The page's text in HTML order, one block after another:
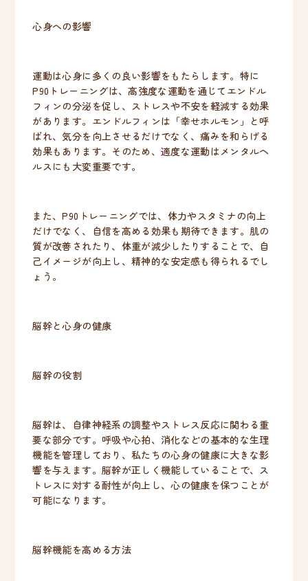
心身への影響
運動は心身に多くの良い影響をもたらします。特に
P90トレーニングは、高強度な運動を通じてエンドル
フィンの分泌を促し、ストレスや不安を軽減する効果
があります。エンドルフィンは「幸せホルモン」と呼
ばれ、気分を向上させるだけでなく、痛みを和らげる
効果もあります。そのため、適度な運動はメンタルヘ
ルスにも大変重要です。
また、P90トレーニングでは、体力やスタミナの向上
だけでなく、自信を高める効果も期待できます。肌の
質が改善されたり、体重が減少したりすることで、自
己イメージが向上し、精神的な安定感も得られるでし
ょう。
脳幹と心身の健康
脳幹の役割
脳幹は、自律神経系の調整やストレス反応に関わる重
要な部分です。呼吸や心拍、消化などの基本的な生理
機能を管理しており、私たちの心身の健康に大きな影
響を与えます。脳幹が正しく機能していることで、ス
トレスに対する耐性が向上し、心の健康を保つことが
可能になります。
脳幹機能を高める方法